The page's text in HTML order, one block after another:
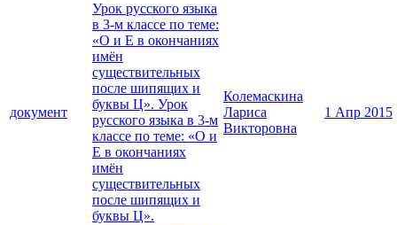
документ
Урок русского языка
в 3-м классе по теме:
«О и Е в окончаниях
имён
существительных
после шипящих и
буквы Ц». Урок
русского языка в 3-м
классе по теме: «О и
Е в окончаниях
имён
существительных
после шипящих и
буквы Ц».
Колемаскина
Лариса
Викторовна
1 Апр 2015